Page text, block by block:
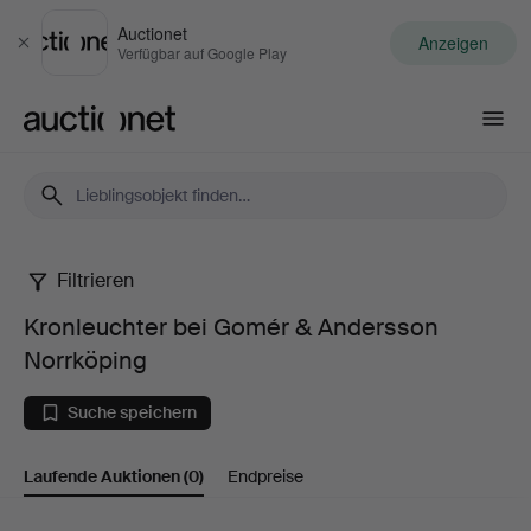
Schließen
Auctionet
Verfügbar auf Google Play Anzeigen
Kronleuchter
bei
Gomér
Filtrieren
Kronleuchter bei Gomér & Andersson
Norrköping
Suche speichern
Laufende Auktionen(0) Endpreise